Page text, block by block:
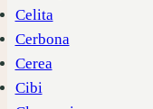
Celita
Cerbona
Cerea
Cibi